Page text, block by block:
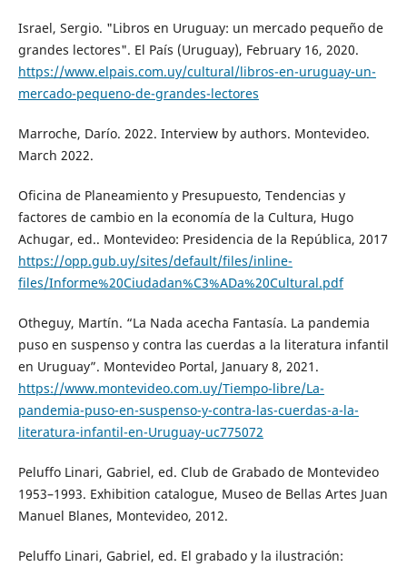
Israel, Sergio. "Libros en Uruguay: un mercado pequeño de
grandes lectores". El País (Uruguay), February 16, 2020.
https://www.elpais.com.uy/cultural/libros-en-uruguay-un-
mercado-pequeno-de-grandes-lectores
Marroche, Darío. 2022. Interview by authors. Montevideo.
March 2022.
Oficina de Planeamiento y Presupuesto, Tendencias y
factores de cambio en la economía de la Cultura, Hugo
Achugar, ed.. Montevideo: Presidencia de la República, 2017
https://opp.gub.uy/sites/default/files/inline-
files/Informe%20Ciudadan%C3%ADa%20Cultural.pdf
Otheguy, Martín. “La Nada acecha Fantasía. La pandemia
puso en suspenso y contra las cuerdas a la literatura infantil
en Uruguay”. Montevideo Portal, January 8, 2021.
https://www.montevideo.com.uy/Tiempo-libre/La-
pandemia-puso-en-suspenso-y-contra-las-cuerdas-a-la-
literatura-infantil-en-Uruguay-uc775072
Peluffo Linari, Gabriel, ed. Club de Grabado de Montevideo
1953–1993. Exhibition catalogue, Museo de Bellas Artes Juan
Manuel Blanes, Montevideo, 2012.
Peluffo Linari, Gabriel, ed. El grabado y la ilustración: